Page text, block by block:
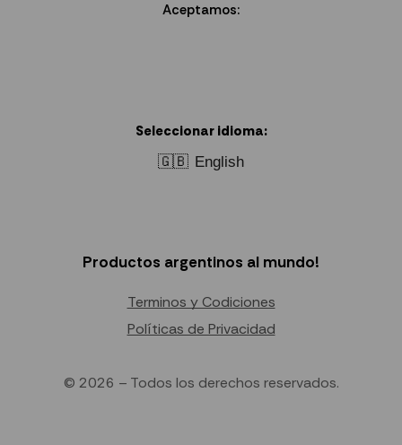
Aceptamos:
Seleccionar idioma:
🇬🇧 English
Productos argentinos al mundo!
Terminos y Codiciones
Políticas de Privacidad
© 2026 – Todos los derechos reservados.